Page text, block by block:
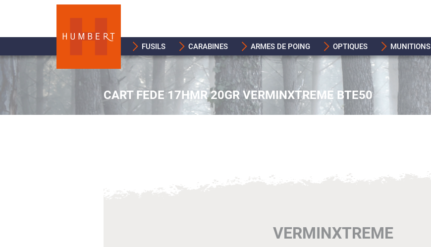
FUSILS CARABINES ARMES DE POING OPTIQUES MUNITIONS
CART FEDE 17HMR 20GR VERMINXTREME BTE50
VERMINXTREME